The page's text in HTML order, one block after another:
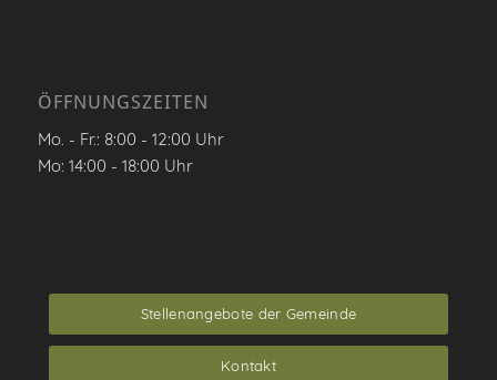
ÖFFNUNGSZEITEN
Mo. - Fr.: 8:00 - 12:00 Uhr
Mo: 14:00 - 18:00 Uhr
Stellenangebote der Gemeinde
Kontakt